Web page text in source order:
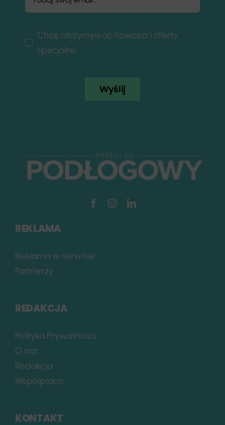
Chcę otrzymywać nowości i oferty
specjalne
Wyślij
REKLAMA
Reklama w serwisie
Partnerzy
REDAKCJA
Polityka Prywatności
O nas
Redakcja
Współpraca
KONTAKT